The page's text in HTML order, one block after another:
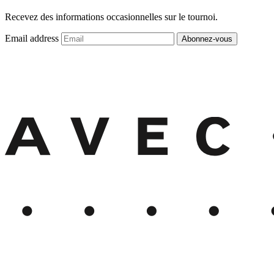
Recevez des informations occasionnelles sur le tournoi.
Email address Abonnez-vous